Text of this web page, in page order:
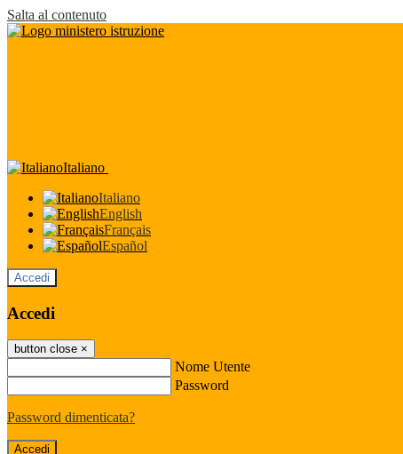
Salta al contenuto
Italiano
Italiano
English
Français
Español
Accedi
Accedi
button close ×
Nome Utente
Password
Password dimenticata?